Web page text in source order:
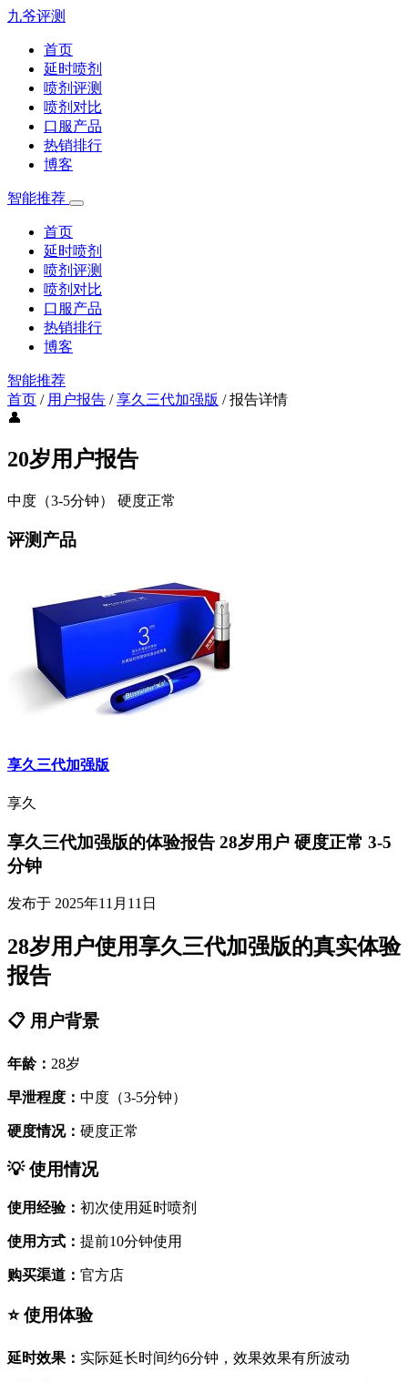
九爷评测
首页
延时喷剂
喷剂评测
喷剂对比
口服产品
热销排行
博客
智能推荐
首页
延时喷剂
喷剂评测
喷剂对比
口服产品
热销排行
博客
智能推荐
首页 / 用户报告 /享久三代加强版 /报告详情
👤
20岁用户报告
中度（3-5分钟） 硬度正常
评测产品
享久三代加强版
享久
享久三代加强版的体验报告 28岁用户 硬度正常 3-5
分钟
发布于 2025年11月11日
28岁用户使用享久三代加强版的真实体验
报告
📋 用户背景
年龄： 28岁
早泄程度： 中度（3-5分钟）
硬度情况： 硬度正常
💡 使用情况
使用经验： 初次使用延时喷剂
使用方式： 提前10分钟使用
购买渠道： 官方店
⭐ 使用体验
延时效果： 实际延长时间约6分钟，效果效果有所波动